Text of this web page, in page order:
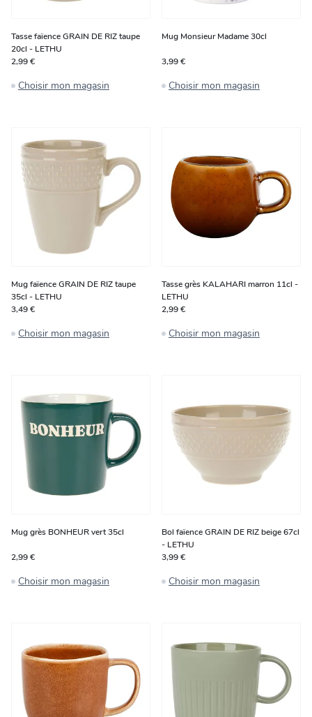
Tasse faïence GRAIN DE RIZ taupe
20cl - LETHU
2,99 €
Choisir mon magasin
Mug Monsieur Madame 30cl
3,99 €
Choisir mon magasin
Mug faïence GRAIN DE RIZ taupe
35cl - LETHU
3,49 €
Choisir mon magasin
Tasse grès KALAHARI marron 11cl -
LETHU
2,99 €
Choisir mon magasin
Mug grès BONHEUR vert 35cl
2,99 €
Choisir mon magasin
Bol faïence GRAIN DE RIZ beige 67cl
- LETHU
3,99 €
Choisir mon magasin